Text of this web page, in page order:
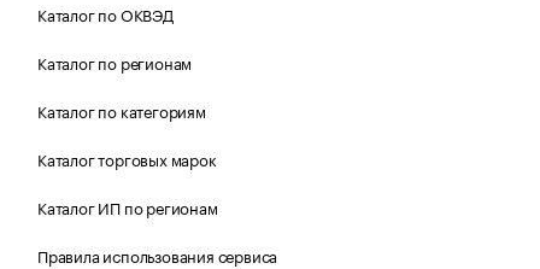
Каталог по ОКВЭД
Каталог по регионам
Каталог по категориям
Каталог торговых марок
Каталог ИП по регионам
Правила использования сервиса